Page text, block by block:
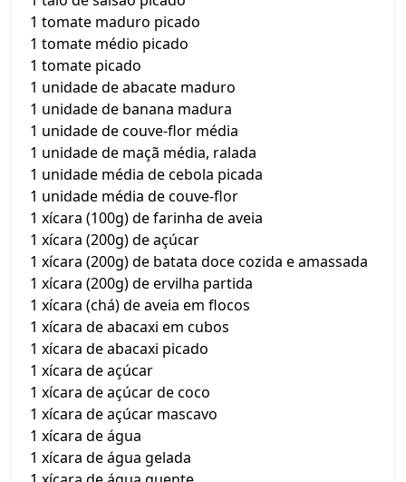
1 tomate maduro picado
1 tomate médio picado
1 tomate picado
1 unidade de abacate maduro
1 unidade de banana madura
1 unidade de couve-flor média
1 unidade de maçã média, ralada
1 unidade média de cebola picada
1 unidade média de couve-flor
1 xícara (100g) de farinha de aveia
1 xícara (200g) de açúcar
1 xícara (200g) de batata doce cozida e amassada
1 xícara (200g) de ervilha partida
1 xícara (chá) de aveia em flocos
1 xícara de abacaxi em cubos
1 xícara de abacaxi picado
1 xícara de açúcar
1 xícara de açúcar de coco
1 xícara de açúcar mascavo
1 xícara de água
1 xícara de água gelada